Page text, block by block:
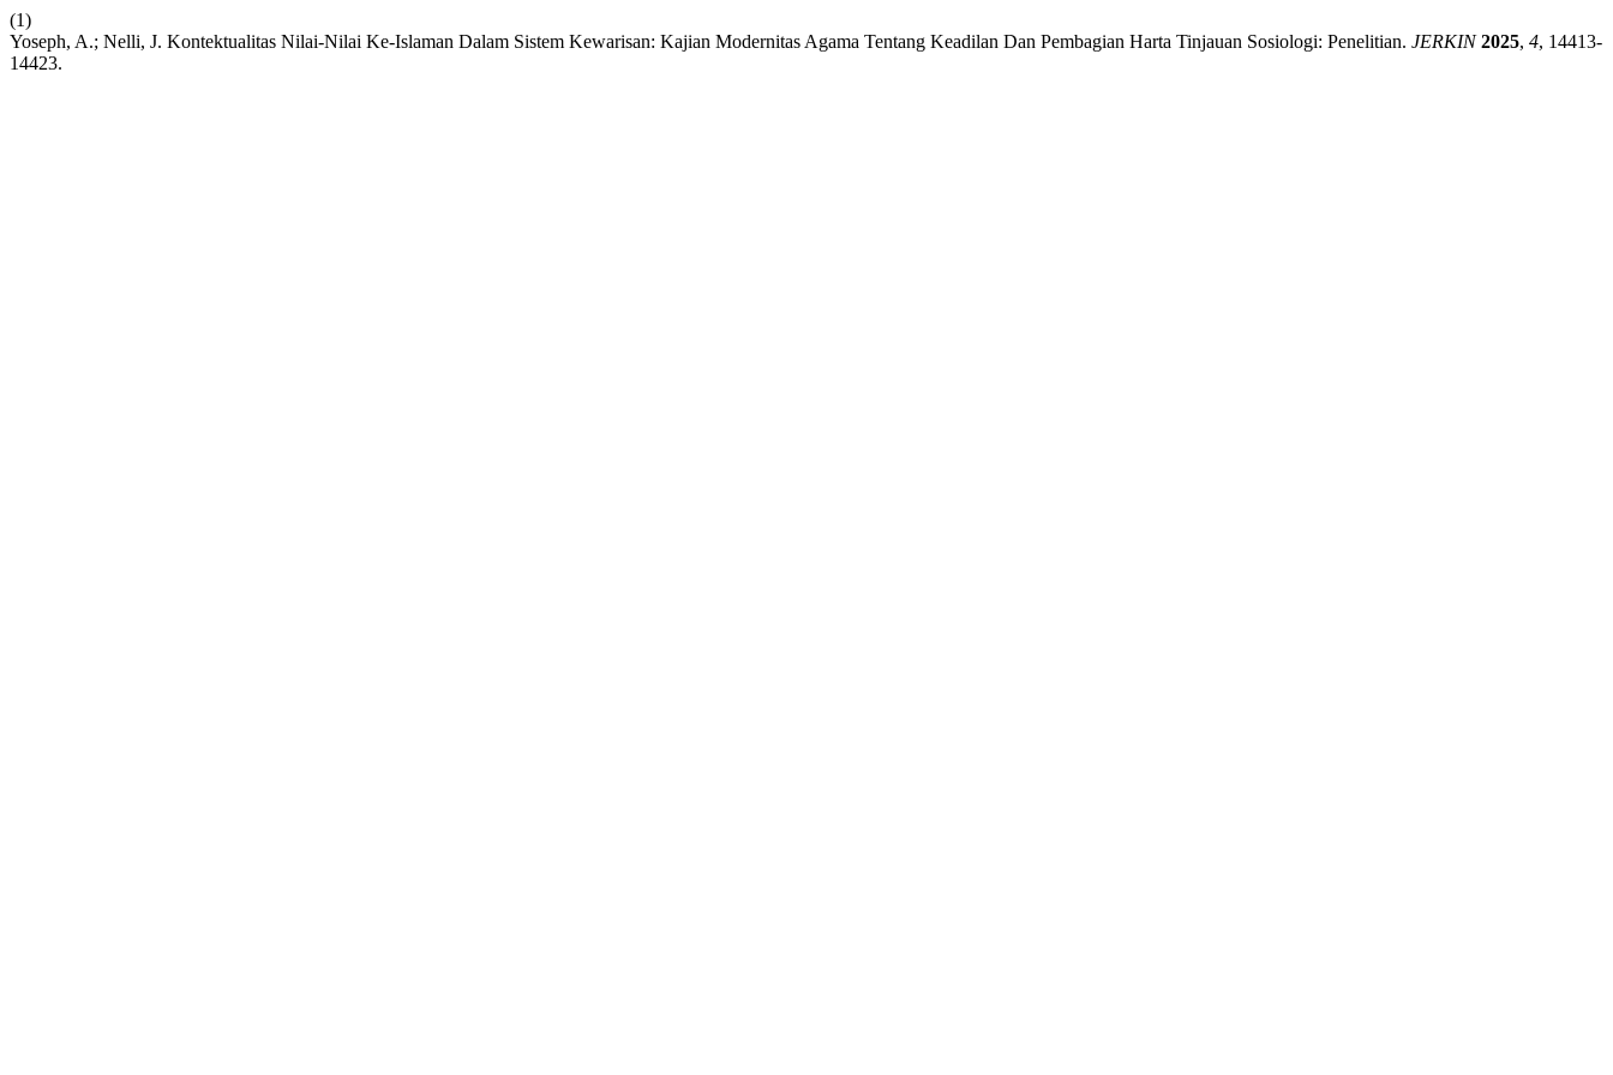
(1)
Yoseph, A.; Nelli, J. Kontektualitas Nilai-Nilai Ke-Islaman Dalam Sistem Kewarisan: Kajian Modernitas Agama Tentang Keadilan Dan Pembagian Harta Tinjauan Sosiologi: Penelitian. JERKIN 2025, 4, 14413-
14423.